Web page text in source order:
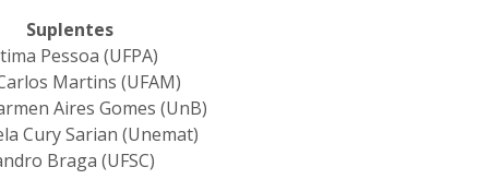
Suplentes
Pessoa (UFPA)
Martins (UFAM)
Aires Gomes (UnB)
Cury Sarian (Unemat)
Braga (UFSC)